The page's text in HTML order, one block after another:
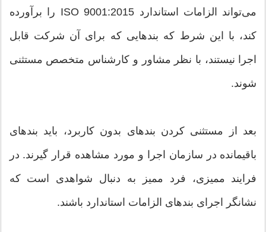
می‌تواند الزامات استاندارد ISO 9001:2015 را برآورده
کند، با این شرط که بندهایی که برای آن شرکت قابل
اجرا نیستند، با نظر مشاور و کارشناس متخصص مستثنی
شوند.
بعد از مستثنی کردن بندهای بدون کاربرد، باید بندهای
باقیمانده در سازمان اجرا و مورد مشاهده قرار گیرند. در
فرایند ممیزی، فرد ممیز به دنبال شواهدی است که
نشانگر اجرای بندهای الزامات استاندارد باشند.